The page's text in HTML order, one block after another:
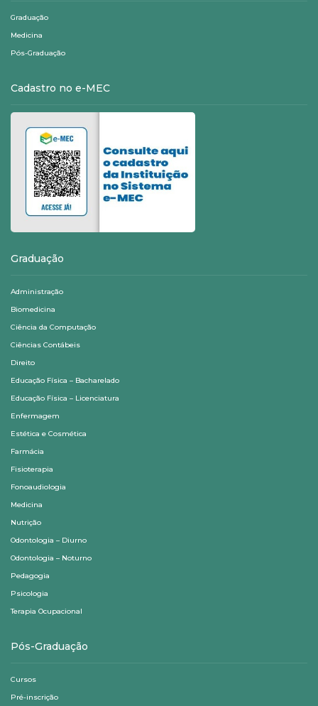
Graduação
Medicina
Pós-Graduação
Cadastro no e-MEC
Graduação
Administração
Biomedicina
Ciência da Computação
Ciências Contábeis
Direito
Educação Física – Bacharelado
Educação Física – Licenciatura
Enfermagem
Estética e Cosmética
Farmácia
Fisioterapia
Fonoaudiologia
Medicina
Nutrição
Odontologia – Diurno
Odontologia – Noturno
Pedagogia
Psicologia
Terapia Ocupacional
Pós-Graduação
Cursos
Pré-inscrição